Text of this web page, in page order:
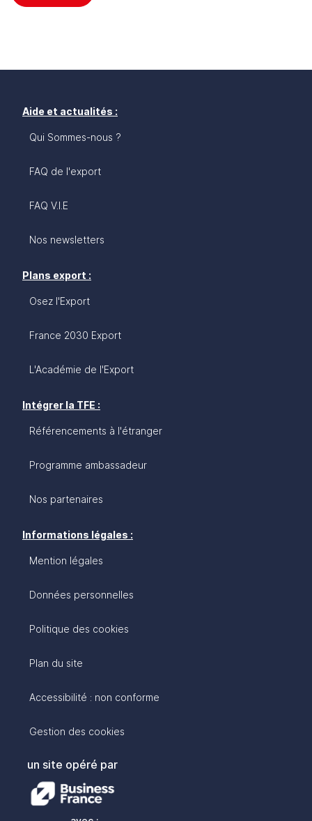
Aide et actualités :
Qui Sommes-nous ?
FAQ de l'export
FAQ V.I.E
Nos newsletters
Plans export :
Osez l'Export
France 2030 Export
L'Académie de l'Export
Intégrer la TFE :
Référencements à l'étranger
Programme ambassadeur
Nos partenaires
Informations légales :
Mention légales
Données personnelles
Politique des cookies
Plan du site
Accessibilité : non conforme
Gestion des cookies
un site opéré par